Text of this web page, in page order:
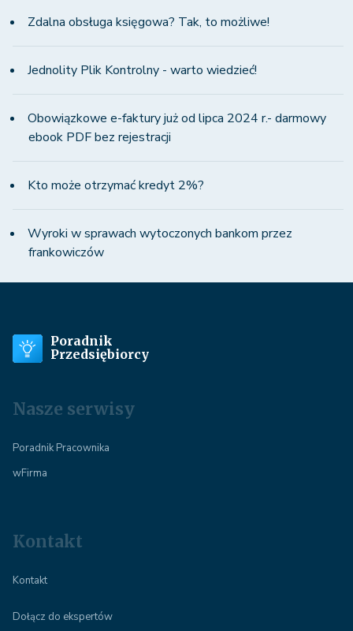
Zdalna obsługa księgowa? Tak, to możliwe!
Jednolity Plik Kontrolny - warto wiedzieć!
Obowiązkowe e-faktury już od lipca 2024 r.- darmowy
ebook PDF bez rejestracji
Kto może otrzymać kredyt 2%?
Wyroki w sprawach wytoczonych bankom przez
frankowiczów
Poradnik
Przedsiębiorcy
Nasze serwisy
Poradnik Pracownika
wFirma
Kontakt
Kontakt
Dołącz do ekspertów